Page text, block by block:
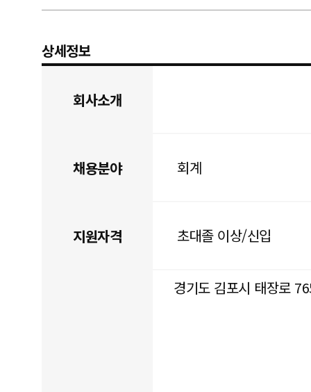
상세정보
회사소개
채용분야 회계
지원자격 초대졸 이상/신입
경기도 김포시 태장로